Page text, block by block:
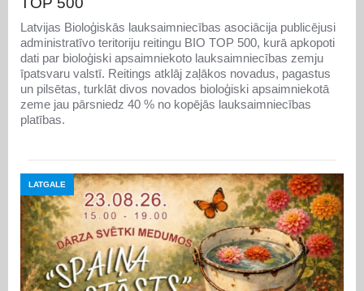
Latvijas Bioloģiskās lauksaimniecības asociācija publicējusi
administratīvo teritoriju reitingu BIO TOP 500, kurā apkopoti
dati par bioloģiski apsaimniekoto lauksaimniecības zemju
īpatsvaru valstī. Reitings atklāj zaļākos novadus, pagastus
un pilsētas, turklāt divos novados bioloģiski apsaimniekotā
zeme jau pārsniedz 40 % no kopējās lauksaimniecības
platības.
LATGALE